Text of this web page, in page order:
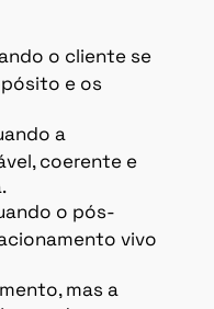
o cliente se
e os
a
coerente e
o pós-
vivo
mas a